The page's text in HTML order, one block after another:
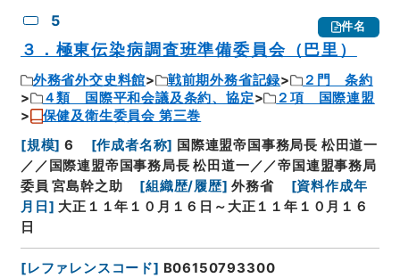
5 件名
３．極東伝染病調査班準備委員会（巴里）
外務省外交史料館 戦前期外務省記録
２門 条約
４類 国際平和会議及条約、協定
２項 国際連盟
保健及衛生委員会 第三巻
[規模] 6 [作成者名称] 国際連盟帝国事務局長 松田道一
／／国際連盟帝国事務局長 松田道一／／帝国連盟事務局
委員 宮島幹之助
[組織歴/履歴] 外務省 [資料作成年
月日 ] 大正１１年１０月１６日～大正１１年１０月１６
日
[レファレンスコード] B06150793300